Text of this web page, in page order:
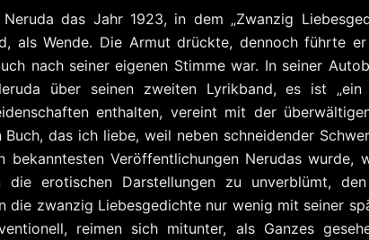
das Jahr 1923, in dem „Zwanzig
als Wende. Die Armut drückte, dennoch führte
nach seiner eigenen Stimme war. In seiner
über seinen zweiten Lyrikband, es ist
enthalten, vereint mit der
Buch, das ich liebe, weil neben schneidender
bekanntesten Veröffentlichungen Nerudas wurde,
die erotischen Darstellungen zu unverblümt,
die zwanzig Liebesgedichte nur wenig mit seiner
reimen sich mitunter, als Ganzes